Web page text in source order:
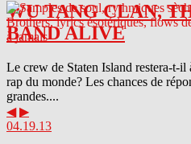
WU TANG CLAN,
BAND ALIVE
Le crew de Staten Island restera-t-
rap du monde? Les chances de
grandes....
◀ ▶
04.19.13